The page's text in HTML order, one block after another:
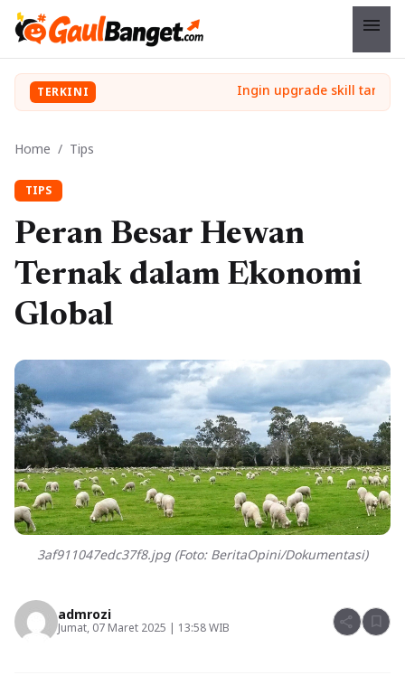
menu
TERKINI
Home / Tips
TIPS
Peran Besar Hewan
Ternak dalam Ekonomi
Global
3af911047edc37f8.jpg (Foto: BeritaOpini/Dokumentasi)
admrozi
Jumat, 07 Maret 2025 | 13:58 WIB share bookmark